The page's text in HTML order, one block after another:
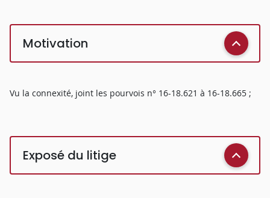
Motivation
Vu la connexité, joint les pourvois n° 16-18.621 à 16-18.665 ;
Exposé du litige